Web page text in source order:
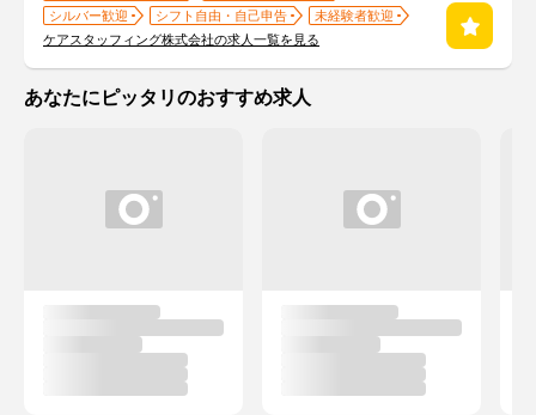
シルバー歓迎
シフト自由・自己申告
未経験者歓迎
ケアスタッフィング株式会社の求人一覧を見る
あなたにピッタリのおすすめ求人